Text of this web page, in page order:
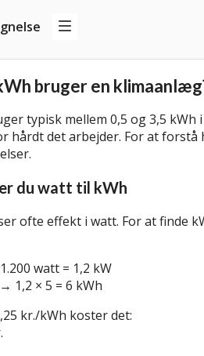
bruger en
typisk mellem 0,5 og 3,5
hårdt det arbejder. For at
du watt til kWh
ofte effekt i watt. For at finde
watt = 1,2 kW
1,2 × 5 = 6 kWh
kr./kWh koster det: